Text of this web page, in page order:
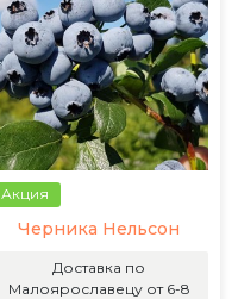
Акция
Черника Нельсон
Доставка по
Малоярославецу от 6-8